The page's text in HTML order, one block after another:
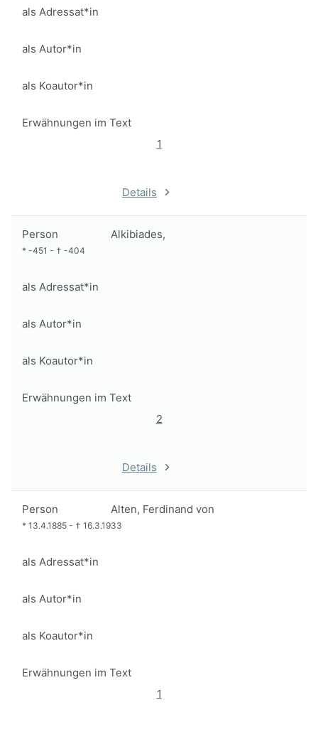
als Adressat*in
als Autor*in
als Koautor*in
Erwähnungen im Text
1
Details
Person Alkibiades,
* -451 - † -404
als Adressat*in
als Autor*in
als Koautor*in
Erwähnungen im Text
2
Details
Person Alten, Ferdinand von
* 13.4.1885 - † 16.3.1933
als Adressat*in
als Autor*in
als Koautor*in
Erwähnungen im Text
1